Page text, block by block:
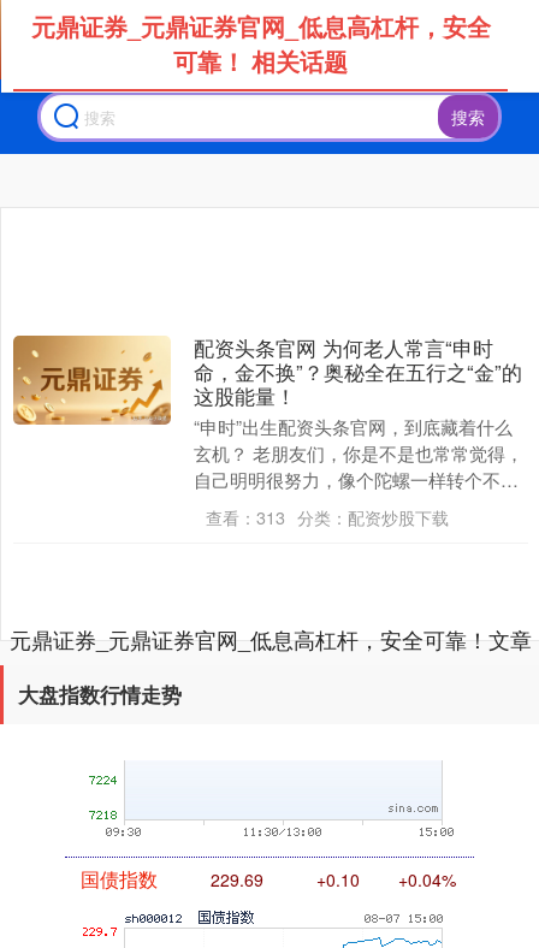
搜索
元鼎证券_元鼎证券官网_低息高杠杆，安全
可靠！ 相关话题
配资头条官网 为何老人常言“申时
命，金不换”？奥秘全在五行之“金”的
这股能量！
“申时”出生配资头条官网，到底藏着什么
玄机？ 老朋友们，你是不是也常常觉得，
自己明明很努力，像个陀螺一样转个不
停，但很多事情到头来，总差那么一点火
候？或者感觉自....
查看： 313 分类： 配资炒股下载
元鼎证券_元鼎证券官网_低息高杠杆，安全可靠！文章
大盘指数行情走势
北证50 1134.24 +11.37 +1.01%
创业板指 3563.12
基金指数 7242.10 +12.30 +0.17%
国债指数